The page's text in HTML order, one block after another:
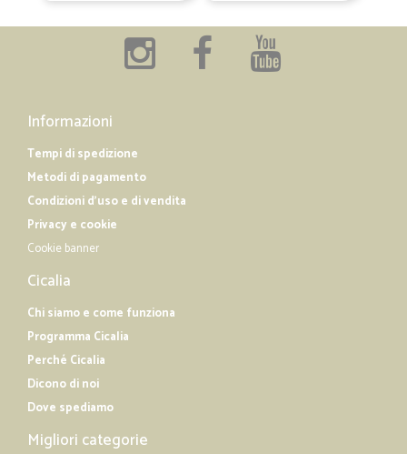
Informazioni
Tempi di spedizione
Metodi di pagamento
Condizioni d'uso e di vendita
Privacy e cookie
Cookie banner
Cicalia
Chi siamo e come funziona
Programma Cicalia
Perché Cicalia
Dicono di noi
Dove spediamo
Migliori categorie